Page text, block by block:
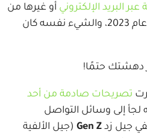
البريد الإلكتروني أو غيرها من
أشكاله لتوزيع محتواهم في عام 2023، والشيء نفسه كان
دهشتك حتمًا!
تصريحات صادمة من أحد
لجأ إلى وسائل التواصل
جيل زد Gen Z (جيل الألفية